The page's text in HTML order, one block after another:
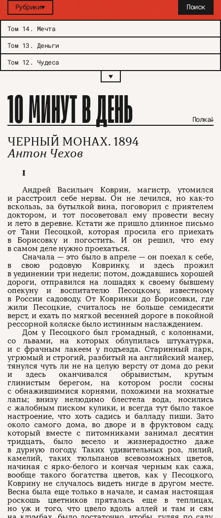
Поиск
Рубрики
Том 14.
Мечта
Том 13 . Деньги
Том 12 . Чудеса
10 МИНУТ В ДЕНЬ Полка
ЧЕРНЫЙ МОНАХ. 1894
Антон Чехов
I
Андрей Васильич Коврин, магистр, утомился
и расстроил себе нервы. Он не лечился, но как-то
вскользь, за бутылкой вина, поговорил с приятелем
доктором, и тот посоветовал ему провести весну
и лето в деревне. Кстати же пришло длинное письмо
от Тани Песоцкой, которая просила его приехать
в Борисовку и погостить. И он решил, что ему
в самом деле нужно проехаться.
Сначала — это было в апреле — он поехал к себе,
в свою родовую Ковринку, и здесь прожил
в уединении три недели; потом, дождавшись хорошей
дороги, отправился на лошадях к своему бывшему
опекуну и воспитателю Песоцкому, известному
в России садоводу. От Ковринки до Борисовки, где
жили Песоцкие, считалось не больше семидесяти
верст, и ехать по мягкой весенней дороге в покойной
рессорной коляске было истинным наслаждением.
Дом у Песоцкого был громадный, с колоннами,
со львами, на которых облупилась штукатурка,
и с фрачным лакеем у подъезда. Старинный парк,
угрюмый и строгий, разбитый на английский манер,
тянулся чуть ли не на целую версту от дома до реки
и здесь оканчивался обрывистым, крутым
глинистым берегом, на котором росли сосны
с обнажившимися корнями, похожими на мохнатые
лапы; внизу нелюдимо блестела вода, носились
с жалобным писком кулики, и всегда тут было такое
настроение, что хоть садись и балладу пиши. Зато
около самого дома, во дворе и в фруктовом саду,
который вместе с питомниками занимал десятин
тридцать, было весело и жизнерадостно даже
в дурную погоду. Таких удивительных роз, лилий,
камелий, таких тюльпанов всевозможных цветов,
начиная с ярко-белого и кончая черным как сажа,
вообще такого богатства цветов, как у Песоцкого,
Коврину не случалось видеть нигде в другом месте.
Весна была еще только в начале, и самая настоящая
роскошь цветников пряталась еще в теплицах,
но уж и того, что цвело вдоль аллей и там и сям